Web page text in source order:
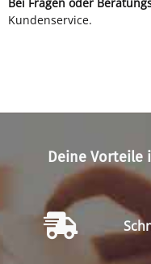
Kundenservice.
Deine Vorteile